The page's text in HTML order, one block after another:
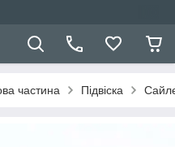
частина Підвіска